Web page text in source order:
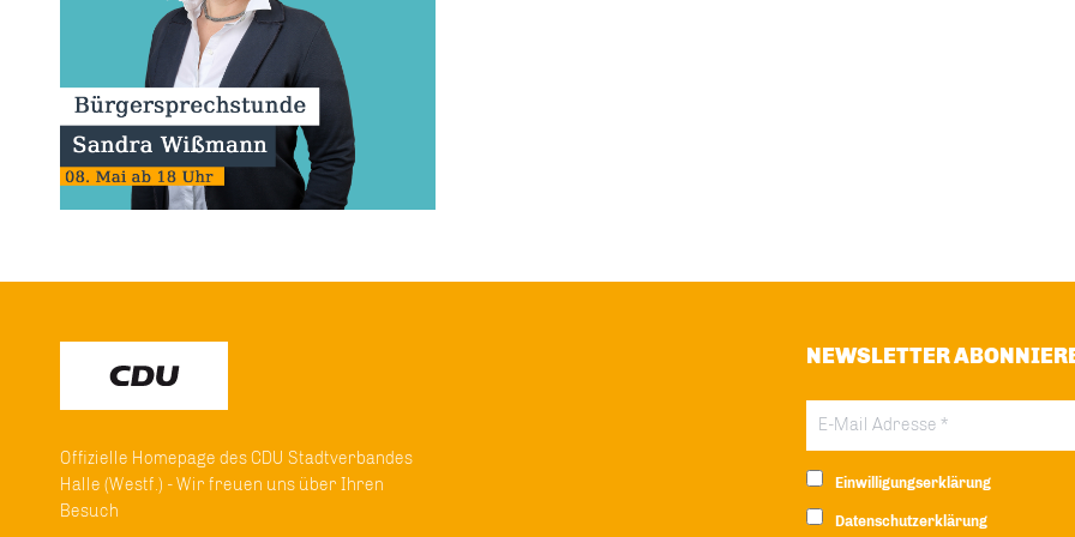
Offizielle Homepage des CDU Stadtverbandes
Halle (Westf.) - Wir freuen uns über Ihren
Besuch
NEWSLETTER
Einwilligungserklärung
Datenschutzerklärung